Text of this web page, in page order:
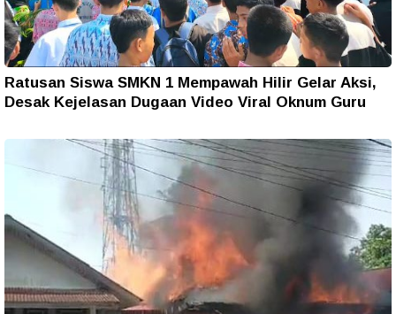
Ratusan Siswa SMKN 1 Mempawah Hilir Gelar Aksi,
Desak Kejelasan Dugaan Video Viral Oknum Guru